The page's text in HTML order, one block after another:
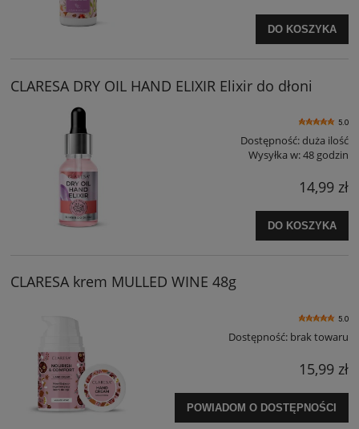
DO KOSZYKA
CLARESA DRY OIL HAND ELIXIR Elixir do dłoni
5.0
Dostępność:duża ilość
Wysyłka w:48 godzin
14,99 zł
DO KOSZYKA
CLARESA krem MULLED WINE 48g
5.0
Dostępność: brak towaru
15,99 zł
POWIADOM O DOSTĘPNOŚCI